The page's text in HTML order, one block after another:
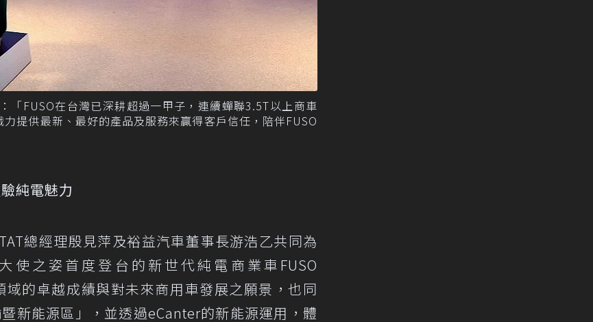
「FUSO在台灣已深耕超過一甲子，連續蟬聯3.5T以上商車
提供最新、最好的產品及服務來贏得客戶信任，陪伴FUSO
純電魅力
總經理殷見萍及裕益汽車董事長游浩乙共同為
使之姿首度登台的新世代純電商業車FUSO
的卓越成績與對未來商用車發展之願景，也同
新能源區」，並透過eCanter的新能源運用，體